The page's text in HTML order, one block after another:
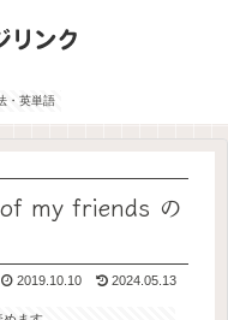
・英単語
my friends の
2019.10.10 2024.05.13